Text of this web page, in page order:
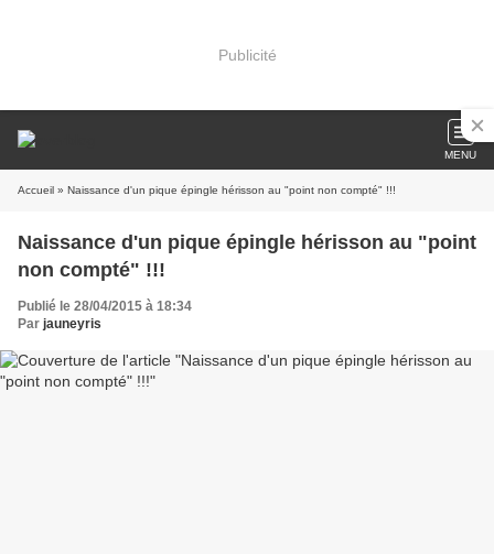
Publicité
MENU
Accueil » Naissance d'un pique épingle hérisson au "point non compté" !!!
Naissance d'un pique épingle hérisson au "point
non compté" !!!
Publié le 28/04/2015 à 18:34
Par jauneyris